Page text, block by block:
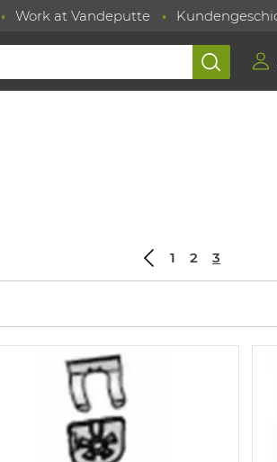
Work at Vandeputte
1 2 3